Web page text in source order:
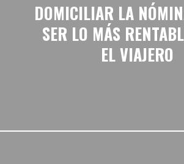
DOMICILIAR LA
SER LO MÁS
EL VIAJERO